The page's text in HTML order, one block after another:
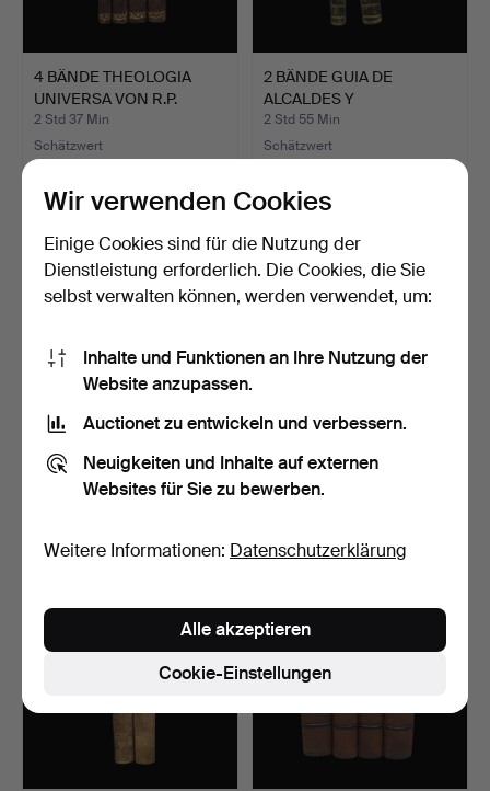
4 BÄNDE THEOLOGIA
UNIVERSA VON R.P.
THOMA.…
2 Std 37 Min
Schätzwert
2 BÄNDE GUIA DE
ALCALDES Y
AYUNTAMIENTOS V…
2 Std 55 Min
Schätzwert
TESORO DE
PREDICADORES…
2 Std 59 Min
JANUAR BIS DEZEMBER…
3 Std 3 Min
Wir verwenden Cookies
Einige Cookies sind für die Nutzung der
Dienstleistung erforderlich. Die Cookies, die Sie
selbst verwalten können, werden verwendet, um:
Inhalte und Funktionen an Ihre Nutzung der
Website anzupassen.
Auctionet zu entwickeln und verbessern.
Neuigkeiten und Inhalte auf externen
Websites für Sie zu bewerben.
Weitere Informationen: Datenschutzerklärung
Cookie-Einstellungen
Alle akzeptieren